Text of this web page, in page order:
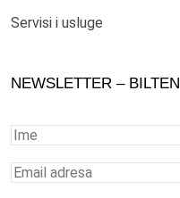
Servisi i usluge
NEWSLETTER – BILTEN